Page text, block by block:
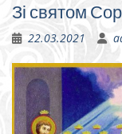
Зі святом
22.03.2021